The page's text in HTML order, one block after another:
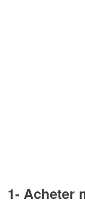
1- Acheter